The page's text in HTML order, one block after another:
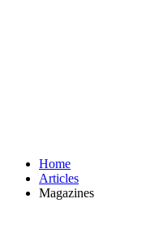
Home
Articles
Magazines